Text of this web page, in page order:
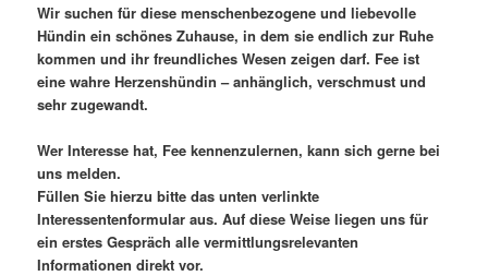
Wir suchen für diese menschenbezogene und liebevolle
Hündin ein schönes Zuhause, in dem sie endlich zur Ruhe
kommen und ihr freundliches Wesen zeigen darf. Fee ist
eine wahre Herzenshündin – anhänglich, verschmust und
sehr zugewandt.
Wer Interesse hat, Fee kennenzulernen, kann sich gerne bei
uns melden.
Füllen Sie hierzu bitte das unten verlinkte
Interessentenformular aus. Auf diese Weise liegen uns für
ein erstes Gespräch alle vermittlungsrelevanten
Informationen direkt vor.